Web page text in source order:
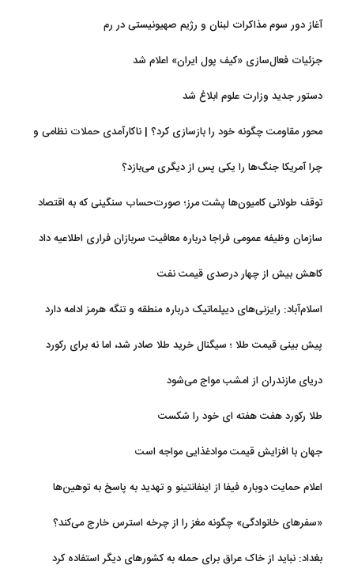
آغاز دور سوم مذاکرات لبنان و رژیم صهیونیستی در رم
جزئیات فعال‌سازی «کیف پول ایران» اعلام شد
دستور جدید وزارت علوم ابلاغ شد
محور مقاومت چگونه خود را بازسازی کرد؟ | ناکارآمدی حملات نظامی و
چرا آمریکا جنگ‌ها را یکی پس از دیگری می‌بازد؟
توقف طولانی کامیون‌ها پشت مرز؛ صورت‌حساب سنگینی که به اقتصاد
سازمان وظیفه عمومی فراجا درباره معافیت سربازان فراری اطلاعیه داد
کاهش بیش از چهار درصدی قیمت نفت
اسلام‌آباد: رایزنی‌های دیپلماتیک درباره منطقه و تنگه هرمز ادامه دارد
پیش بینی قیمت طلا ؛ سیگنال خرید طلا صادر شد، اما نه برای رکورد
دریای مازندران از امشب مواج می‌شود
طلا رکورد هفت هفته ای خود را شکست
جهان با افزایش قیمت موادغذایی مواجه است
اعلام حمایت دوباره فیفا از اینفانتینو و تهدید به پاسخ به توهین‌ها
«سفرهای خانوادگی» چگونه مغز را از چرخه استرس خارج می‌کند؟
بغداد: نباید از خاک عراق برای حمله به کشورهای دیگر استفاده کرد